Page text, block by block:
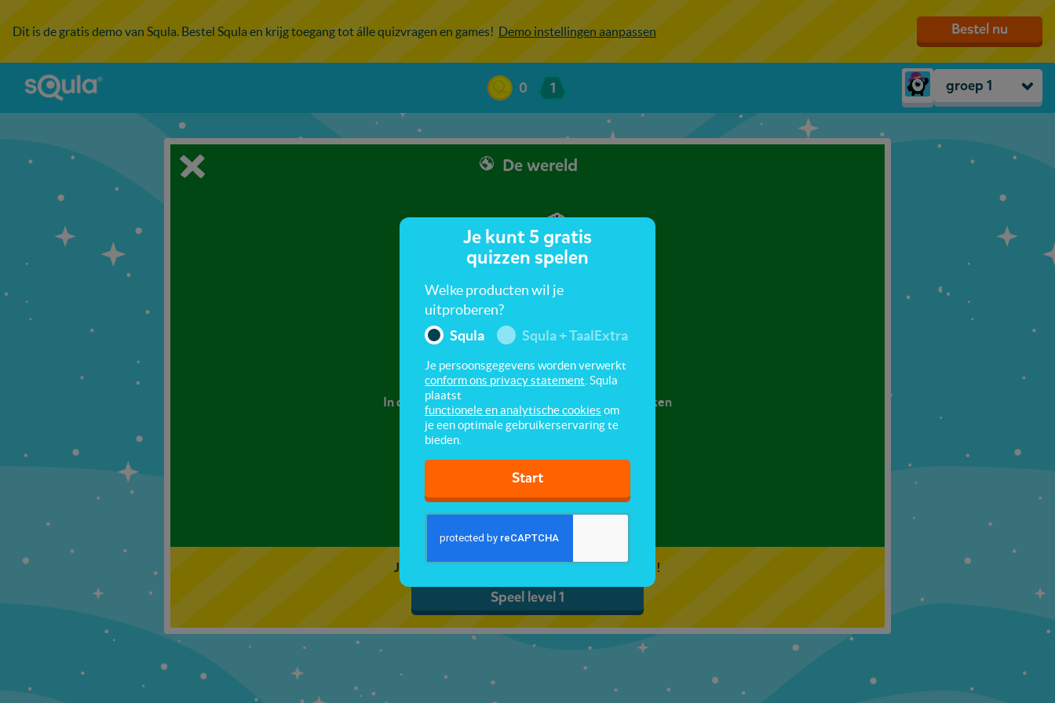
Dit is de gratis demo van Squla. Bestel Squla en krijg toegang tot álle quizvragen en games! Demo instellingen aanpassen Bestel nu
0 1 groep 1
groep 1
groep 4
groep 5
De wereld
In deze quiz hoor je allerlei muziekgeluiden. Herken
jij alle muziekinstrumenten?
Je kunt 5 gratis quizzen spelen. Speel de eerste!
Speel level 1
Je kunt 5 gratis
quizzen spelen
Welke producten wil je
uitproberen?
Squla
Squla + TaalExtra
Je persoonsgegevens worden verwerkt
conform ons privacy statement . Squla
plaatst
functionele en analytische cookies om
je een optimale gebruikerservaring te
bieden.
Start